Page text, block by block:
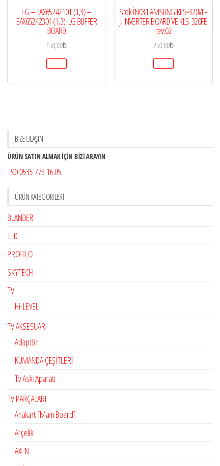
LG – EAX65242101 (1,3) –
EAX65242301 (1,3)-LG BUFFER
BOARD
150,00₺
Stok İN031 AMSUNG KLS-320VE-
J, INVERTER BOARD VE KLS-320FB
rev:02
250,00₺
BİZE ULAŞIN
ÜRÜN SATIN ALMAK İÇİN BİZİ ARAYIN
+90 0535 773 16 05
ÜRÜN KATEGORILERI
BLANDER
LED
PROFİLO
SKYTECH
TV
Hi-LEVEL
TV AKSESUARI
Adaptör
KUMANDA ÇEŞİTLERİ
Tv Askı Aparatı
TV PARÇALARI
Anakart [Main Board]
Arçelik
AXEN